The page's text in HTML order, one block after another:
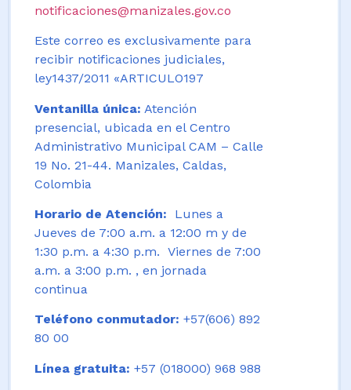
notificaciones@manizales.gov.co
Este correo es exclusivamente para
recibir notificaciones judiciales,
ley1437/2011 «ARTICULO197
Ventanilla única: Atención
presencial, ubicada en el Centro
Administrativo Municipal CAM – Calle
19 No. 21-44. Manizales, Caldas,
Colombia
Horario de Atención:
Lunes a
Jueves de 7:00 a.m. a 12:00 m y de
1:30 p.m. a 4:30 p.m. Viernes de 7:00
a.m. a 3:00 p.m. , en jornada
continua
Teléfono conmutador: +57(606) 892
80 00
Línea gratuita: +57 (018000) 968 988